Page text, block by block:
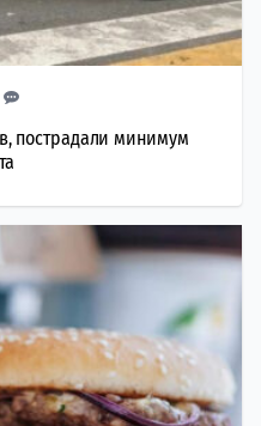
пострадали минимум